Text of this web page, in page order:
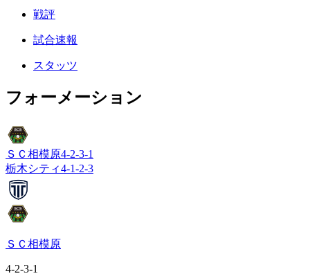
戦評
試合速報
スタッツ
フォーメーション
ＳＣ相模原4-2-3-1
栃木シティ4-1-2-3
ＳＣ相模原
4-2-3-1